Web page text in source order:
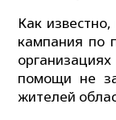
Как
кампания по
помощи не
жителей